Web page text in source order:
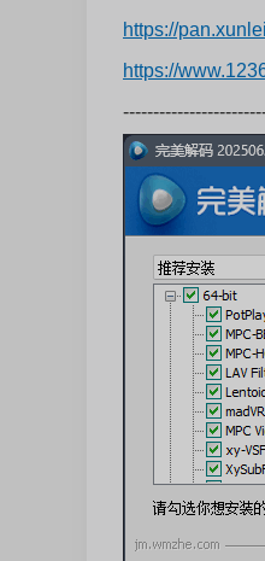
https://
https://